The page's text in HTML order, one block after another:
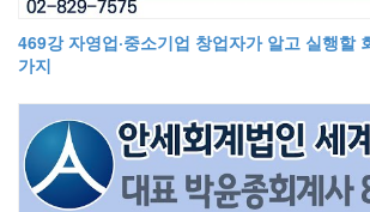
469강 자영업·중소기업 창업자가 알고 실행할
가지